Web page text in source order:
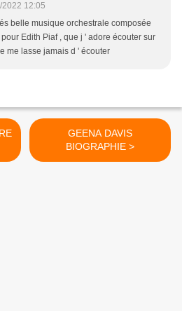
2022 12:05
belle musique orchestrale composée
Edith Piaf , que j ' adore écouter sur
me lasse jamais d ' écouter
GEENA DAVIS
BIOGRAPHIE >